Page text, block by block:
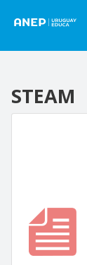
STEAM